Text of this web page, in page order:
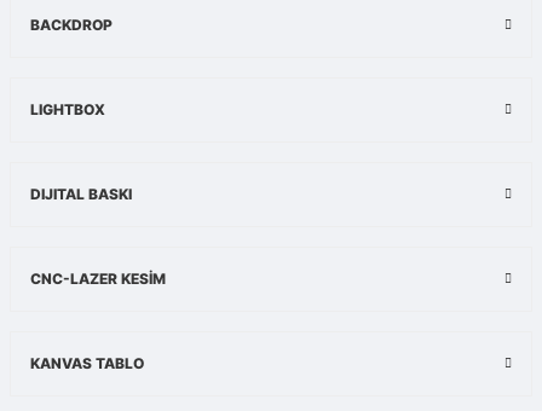
BACKDROP
LIGHTBOX
DIJITAL BASKI
CNC-LAZER KESİM
KANVAS TABLO